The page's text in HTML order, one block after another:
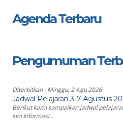
Agenda Terbaru
Pengumuman
Diterbitkan :Minggu, 2 Agu 2026
Jadwal Pelajaran 3-7 Agustus
Berikut kami sampaikan:jadwal
sini Informasi...